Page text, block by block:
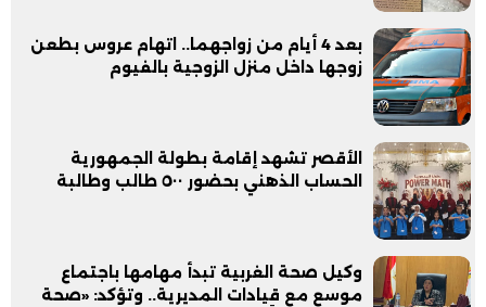
بعد 4 أيام من زواجهما.. اتهام عروس بطعن
زوجها داخل منزل الزوجية بالفيوم
الأقصر تشهد إقامة بطولة الجمهورية
الحساب الذهني بحضور ٥٠٠ طالب وطالبة
وكيل صحة الغربية تبدأ مهامها باجتماع
موسع مع قيادات المديرية.. وتؤكد: «صحة